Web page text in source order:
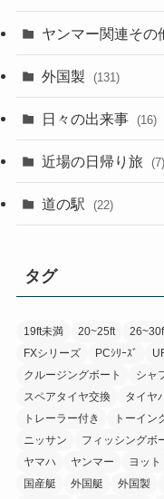
ヤンマー関連その
外国製 (131)
日々の出来事 (16)
近場の日帰り旅 (7)
道の駅 (22)
タグ
19ft未満 20~25ft
FXシリーズ
PCｼﾘｰｽﾞ
クルージングボート
シャ
スペアタイヤ交換
タイヤ
トレーラー付き
トーイン
ニッサン
フィッシングボ
ヤマハ
ヤンマー ヨット
国産艇
外国艇 外国製